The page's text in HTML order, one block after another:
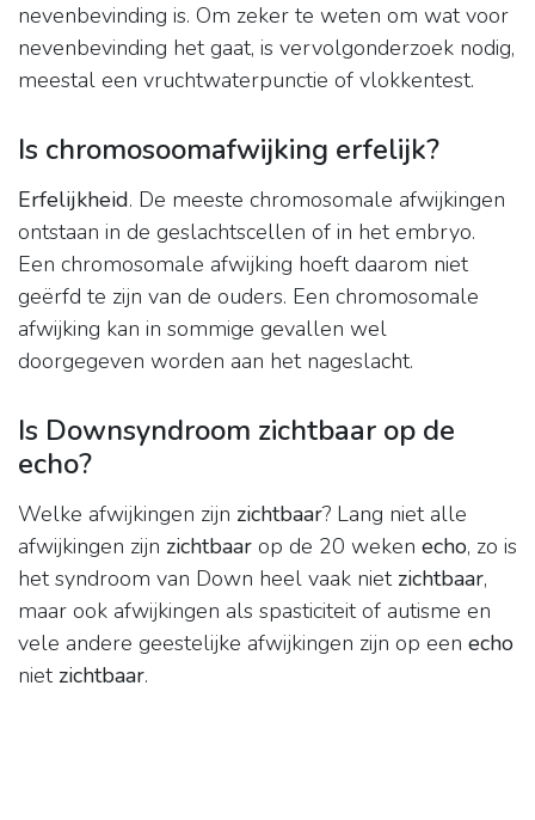
nevenbevinding is. Om zeker te weten om wat voor
nevenbevinding het gaat, is vervolgonderzoek nodig,
meestal een vruchtwaterpunctie of vlokkentest.
Is chromosoomafwijking erfelijk?
Erfelijkheid. De meeste chromosomale afwijkingen
ontstaan in de geslachtscellen of in het embryo.
Een chromosomale afwijking hoeft daarom niet
geërfd te zijn van de ouders. Een chromosomale
afwijking kan in sommige gevallen wel
doorgegeven worden aan het nageslacht.
Is Downsyndroom zichtbaar op de
echo?
Welke afwijkingen zijn zichtbaar? Lang niet alle
afwijkingen zijn zichtbaar op de 20 weken echo, zo is
het syndroom van Down heel vaak niet zichtbaar,
maar ook afwijkingen als spasticiteit of autisme en
vele andere geestelijke afwijkingen zijn op een echo
niet zichtbaar.